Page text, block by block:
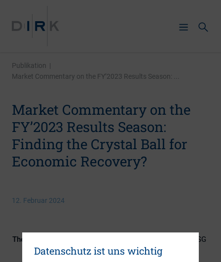
Publikation |
Market Commentary on the FY’2023 Results Season: ...
Market Commentary on the
FY’2023 Results Season:
Finding the Crystal Ball for
Economic Recovery?
12. Februar 2024
Themengebiete
Berichterstattung, Digitalisierung, ESG
(inkl. Nachhaltigkeit & Governance),
Datenschutz ist uns wichtig